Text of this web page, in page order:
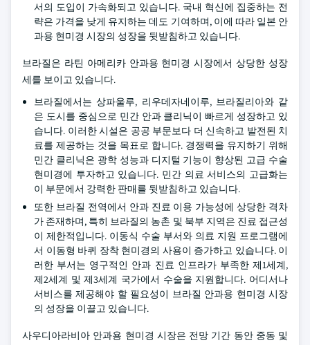
서의 도입이 가속화되고 있습니다. 국내 혁신에 집중하는 전
략은 가격을 낮게 유지하는 데도 기여하며, 이에 따라 일본 안
과용 현미경 시장의 성장을 뒷받침하고 있습니다.
브라질은 라틴 아메리카 안과용 현미경 시장에서 상당한 성장
세를 보이고 있습니다.
브라질에서는 상파울루, 리우데자네이루, 브라질리아와 같
은 도시를 중심으로 민간 안과 클리닉이 빠르게 성장하고 있
습니다. 이러한 시설은 공공 부문보다 더 신속하고 발전된 치
료를 제공하는 것을 목표로 합니다. 경쟁력을 유지하기 위해
민간 클리닉은 광학 성능과 디지털 기능이 향상된 고급 수술
현미경에 투자하고 있습니다. 민간 의료 서비스의 고급화는
이 부문에서 강력한 판매를 뒷받침하고 있습니다.
또한 브라질 전역에서 안과 진료 이용 가능성에 상당한 격차
가 존재하며, 특히 브라질의 농촌 및 북부 지역은 진료 접근성
이 제한적입니다. 이동식 수술 부서와 의료 지원 프로그램에
서 이동형 바퀴 장착 현미경의 사용이 증가하고 있습니다. 이
러한 부서는 영구적인 안과 진료 인프라가 부족한 제1세계,
제2세계 및 제3세계 국가에서 수술을 지원합니다. 어디서나
서비스를 제공해야 할 필요성이 브라질 안과용 현미경 시장
의 성장을 이끌고 있습니다.
사우디아라비아 안과용 현미경 시장은 전망 기간 동안 중동 및